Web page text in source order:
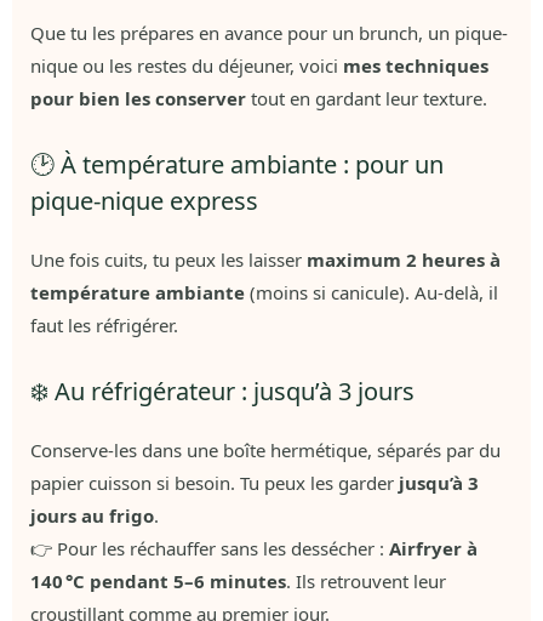
Que tu les prépares en avance pour un brunch, un pique-
nique ou les restes du déjeuner, voici mes techniques
pour bien les conserver tout en gardant leur texture.
🕑 À température ambiante : pour un
pique-nique express
Une fois cuits, tu peux les laisser maximum 2 heures à
température ambiante (moins si canicule). Au-delà, il
faut les réfrigérer.
❄️ Au réfrigérateur : jusqu’à 3 jours
Conserve-les dans une boîte hermétique, séparés par du
papier cuisson si besoin. Tu peux les garder jusqu’à 3
jours au frigo.
👉 Pour les réchauffer sans les dessécher : Airfryer à
140 °C pendant 5–6 minutes. Ils retrouvent leur
croustillant comme au premier jour.